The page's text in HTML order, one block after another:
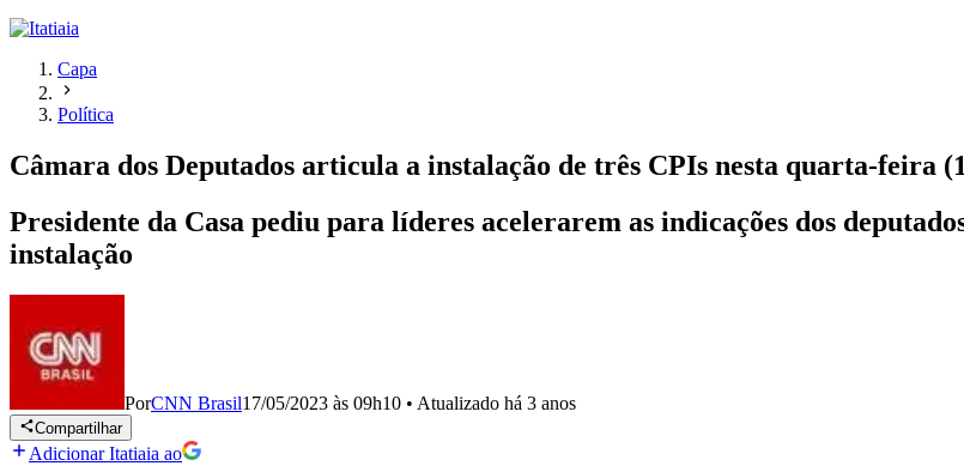
Capa
Política
Câmara dos Deputados articula a instalação de três CPIs nesta quarta-feira
Presidente da Casa pediu para líderes acelerarem as indicações dos
instalação
PorCNN Brasil17/05/2023 às 09h10 • Atualizado há 3 anos
Compartilhar
Adicionar Itatiaia ao